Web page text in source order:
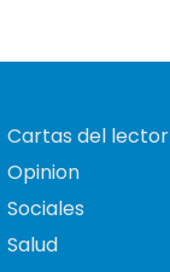
Cartas del lector
Opinion
Sociales
Salud